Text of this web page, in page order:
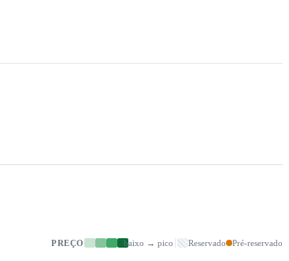
PREÇO baixo → pico Reservado Pré-reservado